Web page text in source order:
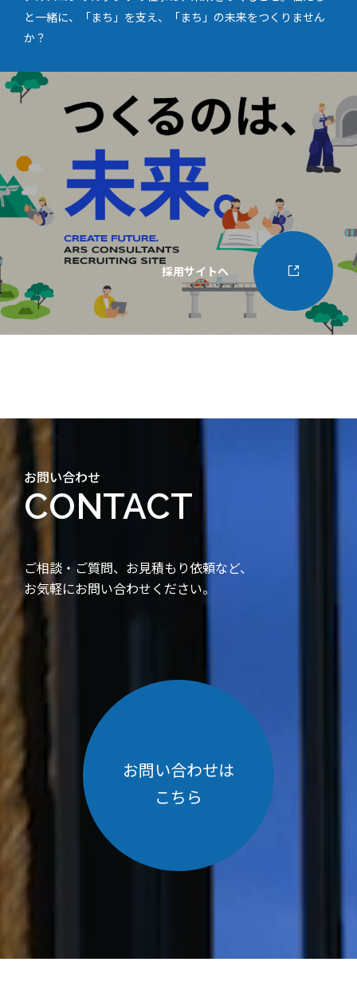
と一緒に、「まち」を支え、「まち」の未来をつくりません
か？
採用サイトへ
お問い合わせ
CONTACT
ご相談・ご質問、お見積もり依頼など、
お気軽にお問い合わせください。
お問い合わせは
こちら